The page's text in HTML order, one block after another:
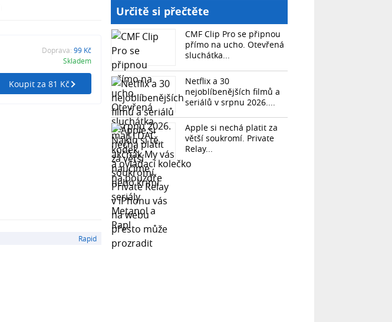
Doprava: 99 Kč
Skladem
Koupit za 81 Kč
Rapid
Určitě si přečtěte
CMF Clip Pro se připnou
přímo na ucho. Otevřená
sluchátka...
Netflix a 30
nejoblíbenějších filmů a
seriálů v srpnu 2026....
Apple si nechá platit za
větší soukromí. Private
Relay...